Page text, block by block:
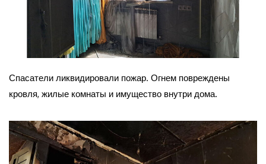
Спасатели ликвидировали пожар. Огнем повреждены
кровля, жилые комнаты и имущество внутри дома.